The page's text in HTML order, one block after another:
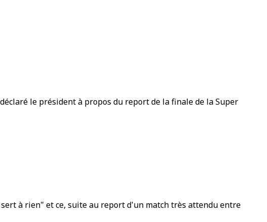
le président à propos du report de la finale de la Super
à rien" et ce, suite au report d'un match très attendu entre